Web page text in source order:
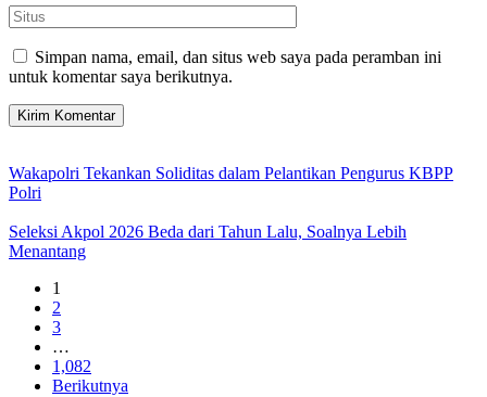
Simpan nama, email, dan situs web saya pada peramban ini
untuk komentar saya berikutnya.
Wakapolri Tekankan Soliditas dalam Pelantikan Pengurus KBPP
Polri
Seleksi Akpol 2026 Beda dari Tahun Lalu, Soalnya Lebih
Menantang
1
2
3
…
1,082
Berikutnya